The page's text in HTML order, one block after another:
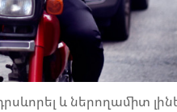
և ներողամիտ